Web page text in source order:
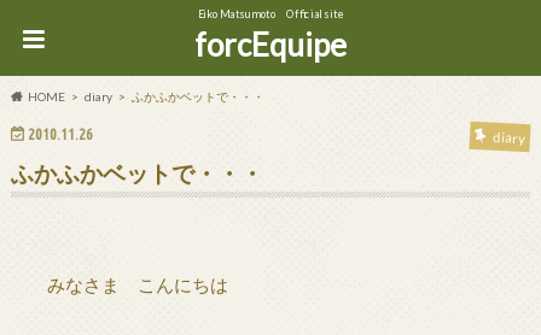
Eiko Matsumoto Official site
forcEquipe
HOME diary ふかふかベットで・・・
2010.11.26 diary
ふかふかベットで・・・
みなさま こんにちは